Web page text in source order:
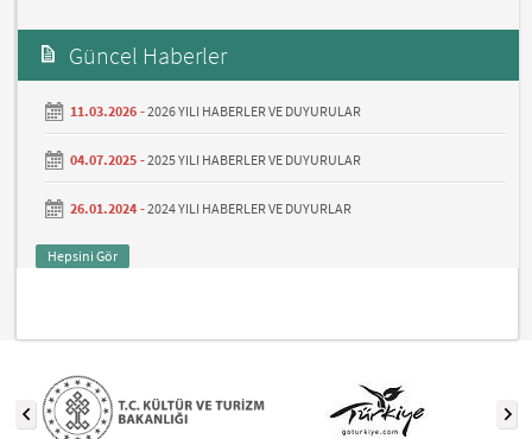
Güncel Haberler
11.03.2026 -2026 YILI HABERLER VE DUYURULAR
04.07.2025 -2025 YILI HABERLER VE DUYURULAR
26.01.2024 -2024 YILI HABERLER VE DUYURLAR
Hepsini Gör